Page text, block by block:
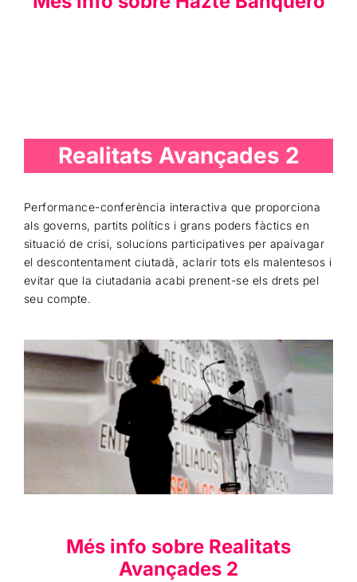
Realitats Avançades 2
Performance-conferència interactiva que proporciona
als governs, partits polítics i grans poders fàctics en
situació de crisi, solucions participatives per apaivagar
el descontentament ciutadà, aclarir tots els malentesos i
evitar que la ciutadania acabi prenent-se els drets pel
seu compte.
Més info sobre Realitats
Avançades 2